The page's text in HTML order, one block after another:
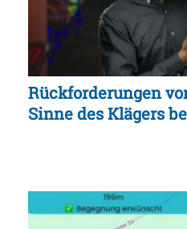
Rückforderungen
Sinne des Klägers